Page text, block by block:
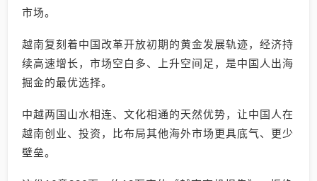
市场。
越南复刻着中国改革开放初期的黄金发展轨迹，经济持
续高速增长，市场空白多、上升空间足，是中国人出海
掘金的最优选择。
中越两国山水相连、文化相通的天然优势，让中国人在
越南创业、投资，比布局其他海外市场更具底气、更少
壁垒。